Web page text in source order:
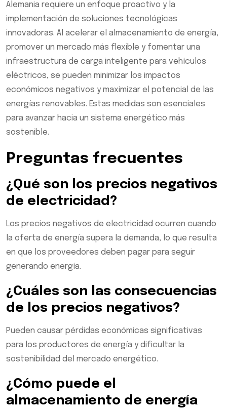
Alemania requiere un enfoque proactivo y la
implementación de soluciones tecnológicas
innovadoras. Al acelerar el almacenamiento de energía,
promover un mercado más flexible y fomentar una
infraestructura de carga inteligente para vehículos
eléctricos, se pueden minimizar los impactos
económicos negativos y maximizar el potencial de las
energías renovables. Estas medidas son esenciales
para avanzar hacia un sistema energético más
sostenible.
Preguntas frecuentes
¿Qué son los precios negativos
de electricidad?
Los precios negativos de electricidad ocurren cuando
la oferta de energía supera la demanda, lo que resulta
en que los proveedores deben pagar para seguir
generando energía.
¿Cuáles son las consecuencias
de los precios negativos?
Pueden causar pérdidas económicas significativas
para los productores de energía y dificultar la
sostenibilidad del mercado energético.
¿Cómo puede el
almacenamiento de energía